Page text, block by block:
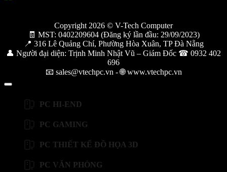
Copyright 2026 © V-Tech Computer
🧾 MST: 0402209604 (Đăng ký lần đầu: 29/09/2023)
📍 316 Lê Quảng Chí, Phường Hòa Xuân, TP Đà Nẵng
👤 Người đại diện: Trịnh Minh Nhật Vũ – Giám Đốc ☎ 0932 402
696
📧 sales@vtechpc.vn - 🌐 www.vtechpc.vn
PC HI-END
PC GAMING
PC THIẾT KẾ ĐỒ HỌA 3D
PC VĂN PHÒNG